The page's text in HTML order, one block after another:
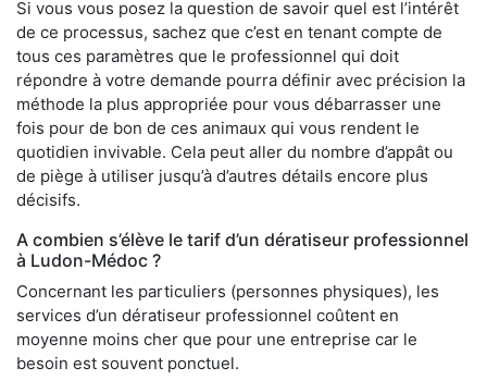
Si vous vous posez la question de savoir quel est l’intérêt
de ce processus, sachez que c’est en tenant compte de
tous ces paramètres que le professionnel qui doit
répondre à votre demande pourra définir avec précision la
méthode la plus appropriée pour vous débarrasser une
fois pour de bon de ces animaux qui vous rendent le
quotidien invivable. Cela peut aller du nombre d’appât ou
de piège à utiliser jusqu’à d’autres détails encore plus
décisifs.
A combien s’élève le tarif d’un dératiseur professionnel
à Ludon-Médoc ?
Concernant les particuliers (personnes physiques), les
services d’un dératiseur professionnel coûtent en
moyenne moins cher que pour une entreprise car le
besoin est souvent ponctuel.